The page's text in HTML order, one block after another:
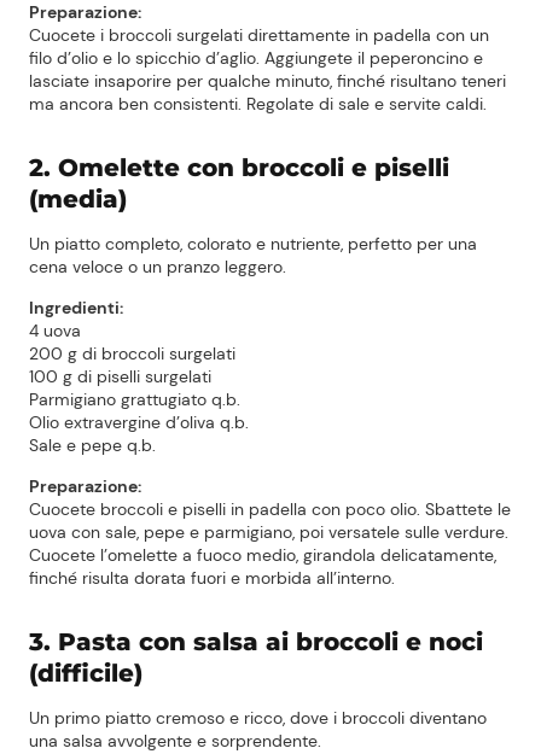
Preparazione:
Cuocete i broccoli surgelati direttamente in padella con un
filo d’olio e lo spicchio d’aglio. Aggiungete il peperoncino e
lasciate insaporire per qualche minuto, finché risultano teneri
ma ancora ben consistenti. Regolate di sale e servite caldi.
2. Omelette con broccoli e piselli
(media)
Un piatto completo, colorato e nutriente, perfetto per una
cena veloce o un pranzo leggero.
Ingredienti:
4 uova
200 g di broccoli surgelati
100 g di piselli surgelati
Parmigiano grattugiato q.b.
Olio extravergine d’oliva q.b.
Sale e pepe q.b.
Preparazione:
Cuocete broccoli e piselli in padella con poco olio. Sbattete le
uova con sale, pepe e parmigiano, poi versatele sulle verdure.
Cuocete l’omelette a fuoco medio, girandola delicatamente,
finché risulta dorata fuori e morbida all’interno.
3. Pasta con salsa ai broccoli e noci
(difficile)
Un primo piatto cremoso e ricco, dove i broccoli diventano
una salsa avvolgente e sorprendente.